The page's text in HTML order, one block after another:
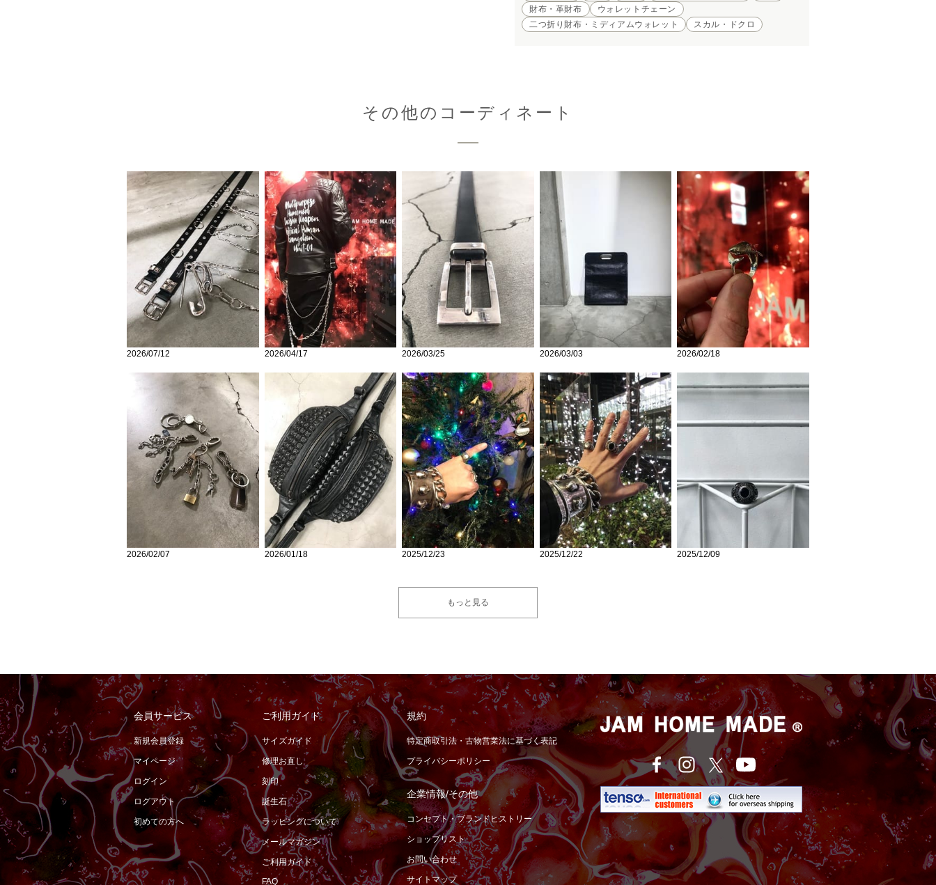
財布・革財布
ウォレットチェーン
二つ折り財布・ミディアムウォレット
スカル・ドクロ
その他のコーディネート
2026/07/12 2026/04/17 2026/03/25 2026/03/03 2026/02/18
2026/02/07 2026/01/18 2025/12/23 2025/12/22 2025/12/09
もっと見る
会員サービス
新規会員登録
マイページ
ログイン
ログアウト
初めての方へ
ご利用ガイド
サイズガイド
修理お直し
刻印
誕生石
ラッピングについて
メールマガジン
ご利用ガイド
FAQ
規約
特定商取引法・古物営業法に基づく表記
プライバシーポリシー
企業情報/その他
コンセプト・ブランドヒストリー
ショップリスト
お問い合わせ
サイトマップ